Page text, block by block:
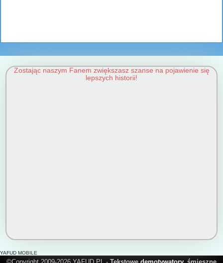
Zostając naszym Fanem zwiększasz szanse na pojawienie się
lepszych historii!
YAFUD MOBILE